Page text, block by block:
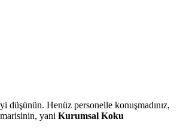
düşünün. Henüz personelle konuşmadınız,
yani Kurumsal Koku